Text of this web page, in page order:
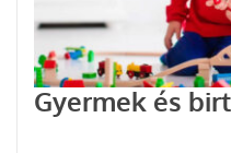
Gyermek és